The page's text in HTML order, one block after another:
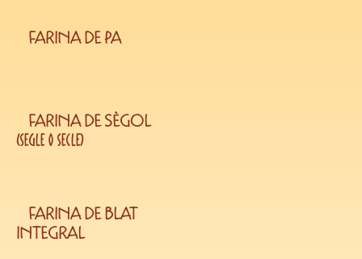
FARINA DE PA
FARINA DE SÈGOL
(segle o secle)
FARINA DE BLAT
INTEGRAL